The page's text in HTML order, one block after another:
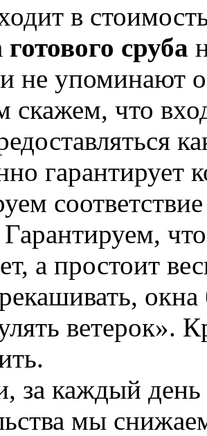
в
готового сруба
не упоминают
скажем, что
гарантирует
Гарантируем,
а простоит
ветерок».
за каждый
мы